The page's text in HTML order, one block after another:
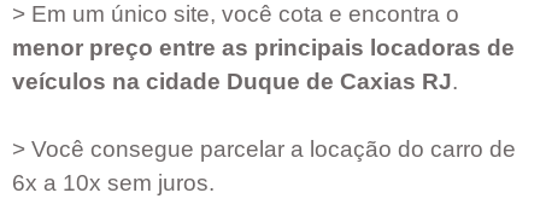
> Em um único site, você cota e encontra o
menor preço entre as principais locadoras de
veículos na cidade Duque de Caxias RJ.
> Você consegue parcelar a locação do carro de
6x a 10x sem juros.